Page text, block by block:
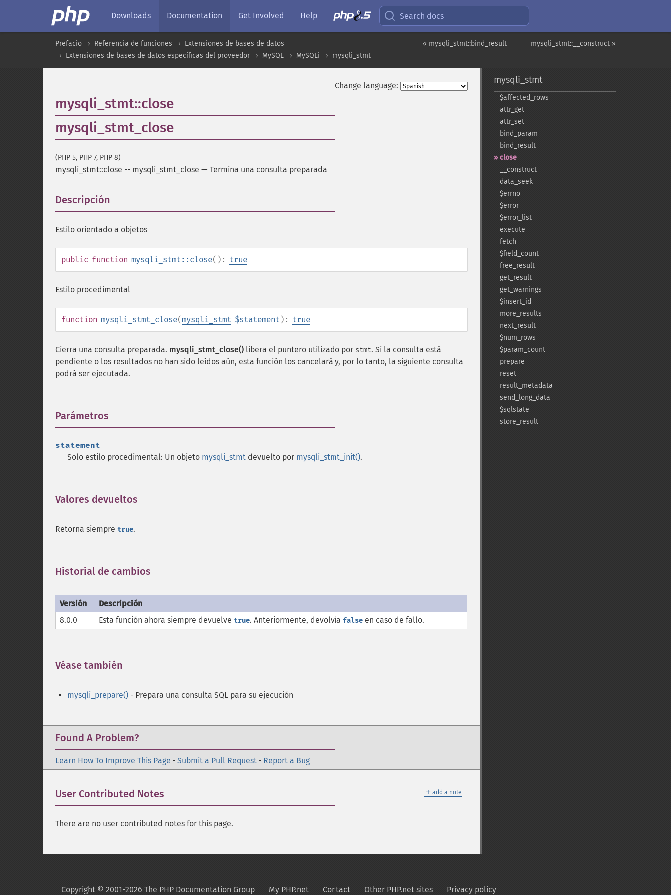
Downloads Documentation Get Involved Help Search docs
mysqli_stmt::__construct »
« mysqli_stmt::bind_result
Prefacio Referencia de funciones
Extensiones de bases de datos
Extensiones de bases de datos específicas del proveedor
MySQL MySQLi mysqli_stmt
Change language:
mysqli_stmt::close
mysqli_stmt_close
(PHP 5, PHP 7, PHP 8)
mysqli_stmt::close -- mysqli_stmt_close — Termina una consulta preparada
Descripción
Estilo orientado a objetos
public function mysqli_stmt::close(): true
Estilo procedimental
function mysqli_stmt_close(mysqli_stmt $statement ): true
Cierra una consulta preparada. mysqli_stmt_close() libera el puntero utilizado por stmt. Si la consulta está
pendiente o los resultados no han sido leídos aún, esta función los cancelará y, por lo tanto, la siguiente consulta
podrá ser ejecutada.
Parámetros
statement
Solo estilo procedimental: Un objeto mysqli_stmt devuelto por mysqli_stmt_init().
Valores devueltos
Retorna siempre true.
Historial de cambios
Versión
Descripción
8.0.0
Esta función ahora siempre devuelve true. Anteriormente, devolvía false en caso de fallo.
Véase también
mysqli_prepare() - Prepara una consulta SQL para su ejecución
Found A Problem?
Learn How To Improve This Page • Submit a Pull Request • Report a Bug
＋ add a note
User Contributed Notes
There are no user contributed notes for this page.
mysqli_stmt
$affected_​rows
attr_​get
attr_​set
bind_​param
bind_​result
close
_​_​construct
data_​seek
$errno
$error
$error_​list
execute
fetch
$field_​count
free_​result
get_​result
get_​warnings
$insert_​id
more_​results
next_​result
$num_​rows
$param_​count
prepare
reset
result_​metadata
send_​long_​data
$sqlstate
store_​result
Copyright © 2001-2026 The PHP Documentation Group My PHP.net Contact Other PHP.net sites Privacy policy